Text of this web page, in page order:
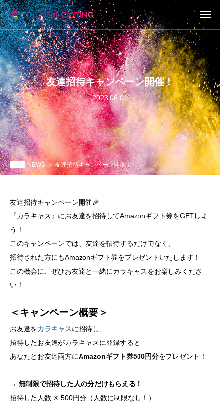
友達招待キャンペーン開催！
2023.06.01
NEWS 友達招待キャンペーン開催！
友達招待キャンペーン開催🎉
『カラキャス』にお友達を招待してAmazonギフト券をGETしよ
う！
このキャンペーンでは、友達を招待するだけでなく、
招待された方にもAmazonギフト券をプレゼントいたします！
この機会に、ぜひお友達と一緒にカラキャスをお楽しみくださ
い！
＜キャンペーン概要＞
お友達をカラキャスに招待し、
招待したお友達がカラキャスに登録すると
あなたとお友達両方にAmazonギフト券500円分をプレゼント！
→ 無制限で招待した人の分だけもらえる！
招待した人数 ✕ 500円分（人数に制限なし！）